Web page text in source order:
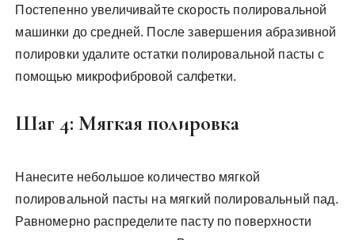
Постепенно увеличивайте скорость полировальной
машинки до средней. После завершения абразивной
полировки удалите остатки полировальной пасты с
помощью микрофибровой салфетки.
Шаг 4: Мягкая полировка
Нанесите небольшое количество мягкой
полировальной пасты на мягкий полировальный пад.
Равномерно распределите пасту по поверхности